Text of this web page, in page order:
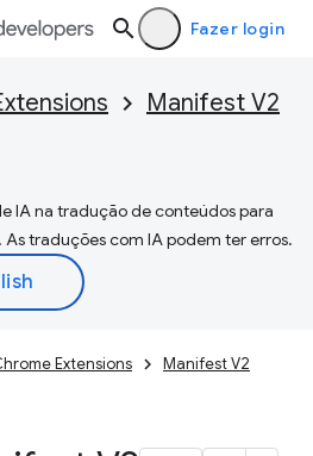
Fazer login
Manifest V2
IA na tradução de conteúdos para
traduções com IA podem ter erros.
Extensions Manifest V2